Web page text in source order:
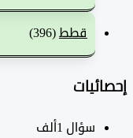
قطط (396)
سؤال1ألف